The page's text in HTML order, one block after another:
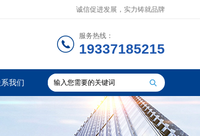
诚信促进发展，实力铸就品牌
服务热线：
19337185215
我们